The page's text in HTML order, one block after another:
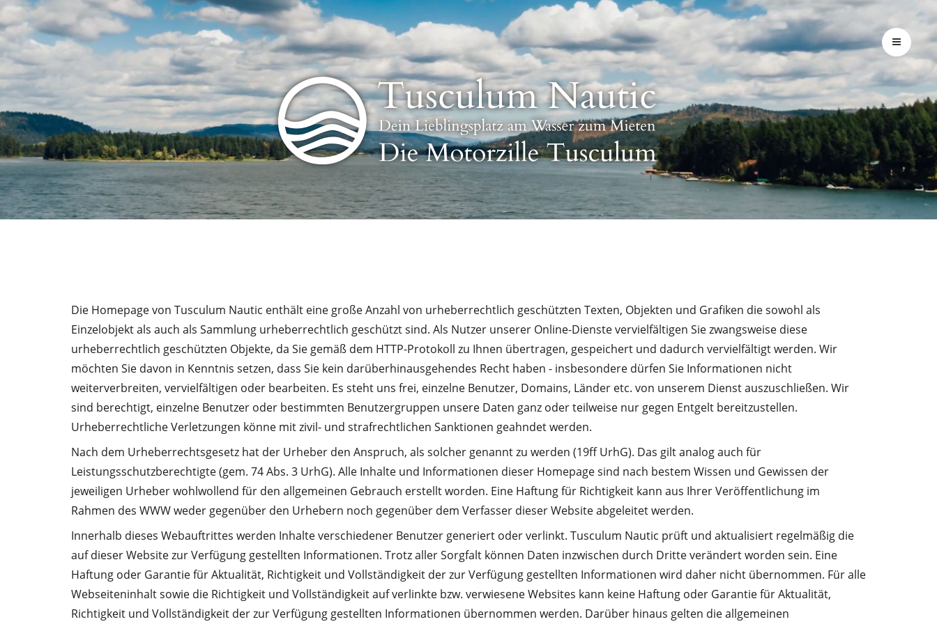
Die Homepage von Tusculum Nautic enthält eine große Anzahl von urheberrechtlich geschützten Texten, Objekten und Grafiken die sowohl als
Einzelobjekt als auch als Sammlung urheberrechtlich geschützt sind. Als Nutzer unserer Online-Dienste vervielfältigen Sie zwangsweise diese
urheberrechtlich geschützten Objekte, da Sie gemäß dem HTTP-Protokoll zu Ihnen übertragen, gespeichert und dadurch vervielfältigt werden. Wir
möchten Sie davon in Kenntnis setzen, dass Sie kein darüberhinausgehendes Recht haben - insbesondere dürfen Sie Informationen nicht
weiterverbreiten, vervielfältigen oder bearbeiten. Es steht uns frei, einzelne Benutzer, Domains, Länder etc. von unserem Dienst auszuschließen. Wir
sind berechtigt, einzelne Benutzer oder bestimmten Benutzergruppen unsere Daten ganz oder teilweise nur gegen Entgelt bereitzustellen.
Urheberrechtliche Verletzungen könne mit zivil- und strafrechtlichen Sanktionen geahndet werden.
Nach dem Urheberrechtsgesetz hat der Urheber den Anspruch, als solcher genannt zu werden (19ff UrhG). Das gilt analog auch für
Leistungsschutzberechtigte (gem. 74 Abs. 3 UrhG). Alle Inhalte und Informationen dieser Homepage sind nach bestem Wissen und Gewissen der
jeweiligen Urheber wohlwollend für den allgemeinen Gebrauch erstellt worden. Eine Haftung für Richtigkeit kann aus Ihrer Veröffentlichung im
Rahmen des WWW weder gegenüber den Urhebern noch gegenüber dem Verfasser dieser Website abgeleitet werden.
Innerhalb dieses Webauftrittes werden Inhalte verschiedener Benutzer generiert oder verlinkt. Tusculum Nautic prüft und aktualisiert regelmäßig die
auf dieser Website zur Verfügung gestellten Informationen. Trotz aller Sorgfalt können Daten inzwischen durch Dritte verändert worden sein. Eine
Haftung oder Garantie für Aktualität, Richtigkeit und Vollständigkeit der zur Verfügung gestellten Informationen wird daher nicht übernommen. Für alle
Webseiteninhalt sowie die Richtigkeit und Vollständigkeit auf verlinkte bzw. verwiesene Websites kann keine Haftung oder Garantie für Aktualität,
Richtigkeit und Vollständigkeit der zur Verfügung gestellten Informationen übernommen werden. Darüber hinaus gelten die allgemeinen